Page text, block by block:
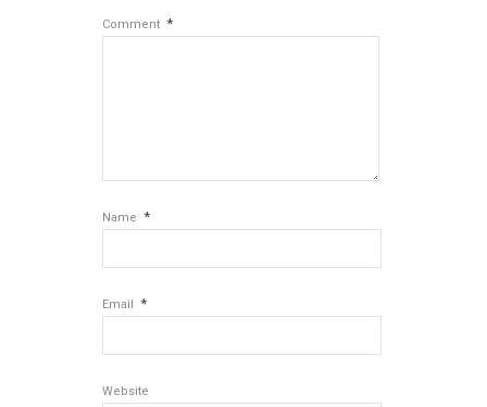
Comment *
Name *
Email *
Website